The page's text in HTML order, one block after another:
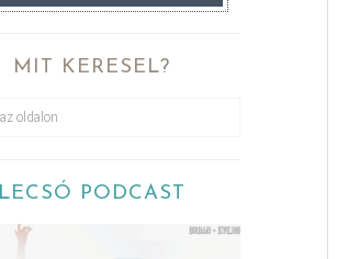
MIT KERESEL?
LECSÓ PODCAST